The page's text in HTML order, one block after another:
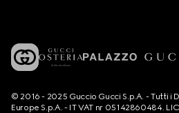
© 2016 - 2025 Guccio Gucci S.p.A. - Tutti i
Europe S.p.A. - IT VAT nr 05142860484.